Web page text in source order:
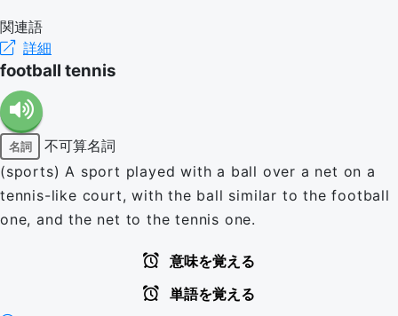
関連語
詳細
football tennis
名詞
不可算名詞
(sports) A sport played with a ball over a net on a
tennis-like court, with the ball similar to the football
one, and the net to the tennis one.
意味を覚える
単語を覚える